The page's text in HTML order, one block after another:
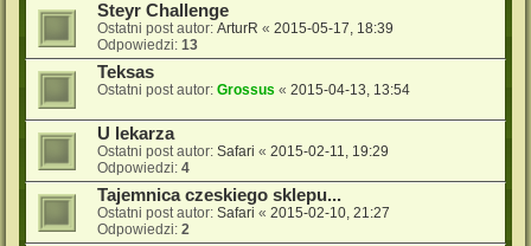
Steyr Challenge
Ostatni post autor: ArturR « 2015-05-17, 18:39
Odpowiedzi: 13
Teksas
Ostatni post autor: Grossus « 2015-04-13, 13:54
U lekarza
Ostatni post autor: Safari « 2015-02-11, 19:29
Odpowiedzi: 4
Tajemnica czeskiego sklepu...
Ostatni post autor: Safari « 2015-02-10, 21:27
Odpowiedzi: 2